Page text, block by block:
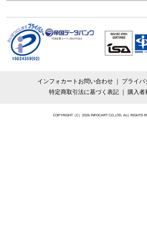
TDB企業コード:261070114
インフォカートお問い合わせ
プライバ
特定商取引法に基づく表記
購入者
COPYRIGHT（C）2026 INFOCART CO.,LTD. ALL RIGHTS